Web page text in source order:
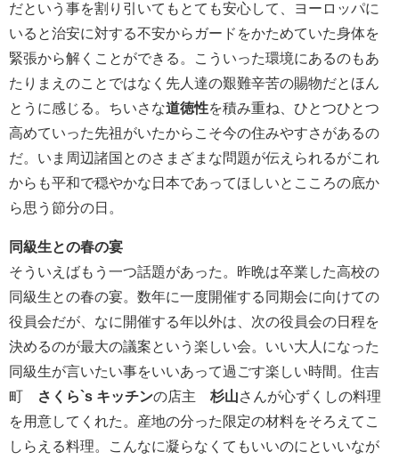
だという事を割り引いてもとても安心して、ヨーロッパに
いると治安に対する不安からガードをかためていた身体を
緊張から解くことができる。こういった環境にあるのもあ
たりまえのことではなく先人達の艱難辛苦の賜物だとほん
とうに感じる。ちいさな道徳性を積み重ね、ひとつひとつ
高めていった先祖がいたからこそ今の住みやすさがあるの
だ。いま周辺諸国とのさまざまな問題が伝えられるがこれ
からも平和で穏やかな日本であってほしいとこころの底か
ら思う節分の日。
同級生との春の宴
そういえばもう一つ話題があった。昨晩は卒業した高校の
同級生との春の宴。数年に一度開催する同期会に向けての
役員会だが、なに開催する年以外は、次の役員会の日程を
決めるのが最大の議案という楽しい会。いい大人になった
同級生が言いたい事をいいあって過ごす楽しい時間。住吉
町
さくら`s キッチンの店主 杉山さんが心ずくしの料理
を用意してくれた。産地の分った限定の材料をそろえてこ
しらえる料理。こんなに凝らなくてもいいのにといいなが